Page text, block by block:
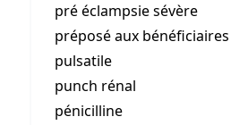
pré éclampsie sévère
préposé aux bénéficiaires
pulsatile
punch rénal
pénicilline